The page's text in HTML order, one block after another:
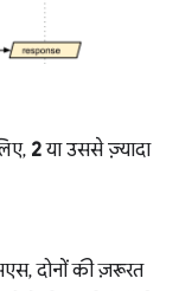
2या उससे ज़्यादा
दोनों की ज़रूरत